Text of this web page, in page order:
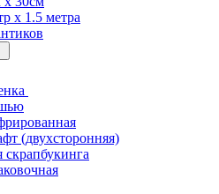
х 1.5 метра
(двухсторонняя)
скрапбукинга